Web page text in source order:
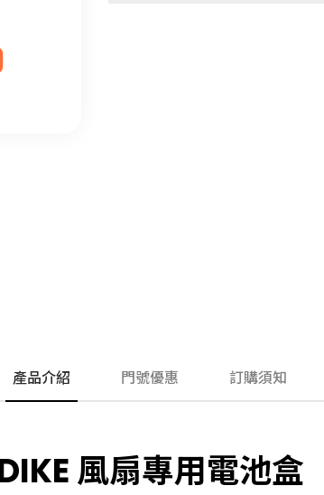
產品介紹 門號優惠 訂購須知
風扇專用電池盒